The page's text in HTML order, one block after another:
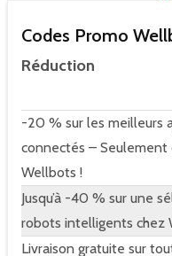
Codes Promo
Réduction
-20 % sur les meilleurs
connectés – Seulement
Wellbots !
Jusqu’à -40 % sur une
robots intelligents chez
Livraison gratuite sur